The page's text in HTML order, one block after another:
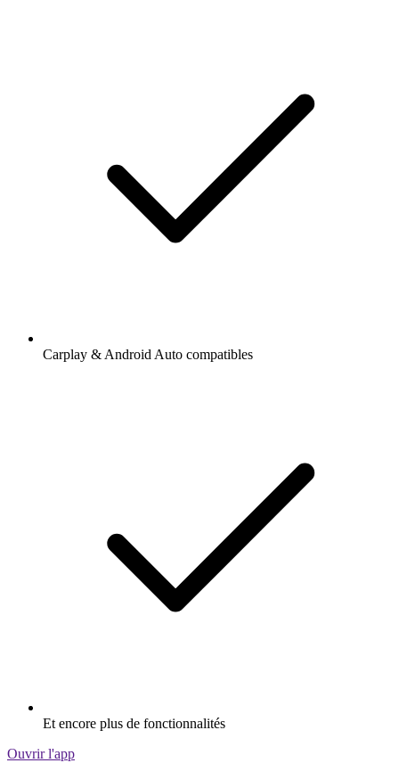
Carplay & Android Auto compatibles
Et encore plus de fonctionnalités
Ouvrir l'app